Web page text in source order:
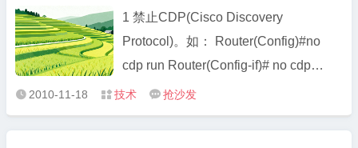
1 禁止CDP(Cisco Discovery
Protocol)。如： Router(Config)#no
cdp run Router(Config-if)# no cdp
enable 2 禁止其他的TCP、UDP Small
服务。 Router(Config)# no service tcp-
 2010-11-18  技术  抢沙发